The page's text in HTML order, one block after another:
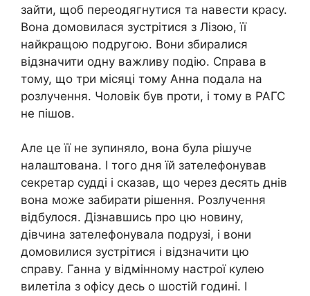
зайти, щоб переодягнутися та навести красу.
Вона домовилася зустрітися з Лізою, її
найкращою подругою. Вони збиралися
відзначити одну важливу подію. Справа в
тому, що три місяці тому Анна подала на
розлучення. Чоловік був проти, і тому в РАГС
не пішов.
Але це її не зупиняло, вона була рішуче
налаштована. І того дня їй зателефонував
секретар судді і сказав, що через десять днів
вона може забирати рішення. Розлучення
відбулося. Дізнавшись про цю новину,
дівчина зателефонувала подрузі, і вони
домовилися зустрітися і відзначити цю
справу. Ганна у відмінному настрої кулею
вилетіла з офісу десь о шостій годині. І